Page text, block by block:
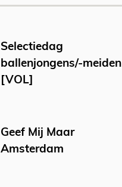
Selectiedag
ballenjongens/-meiden
[VOL]
Geef Mij Maar
Amsterdam